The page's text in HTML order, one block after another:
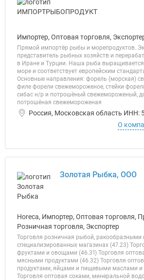
Импортер, Оптовая торговля,
Прямой импортёр рыбы и морепродуктов.
представитель рыбных хозяйств и
в Иране и Турции. Наша рыба
море и соответствует европейским
Основные направления: форель (морская)
филе форели свежемороженое, стейки
сибас н/р и потрошёный свежемороженый,
потрошёная свежемороженая
Россия, Московская область ИНН:
О
Золотая Рыбка, ООО
Horeca, Импортер, Оптовая торговля,
Розничная торговля, Экспортер
Торговля розничная рыбой,
специализированных магазинах (47.23)
фруктами и овощами (46.31) Торговля
мясными продуктами (46.32) Торговля
продуктами, яйцами и пищевыми маслами
Торговля оптовая соками, минеральной